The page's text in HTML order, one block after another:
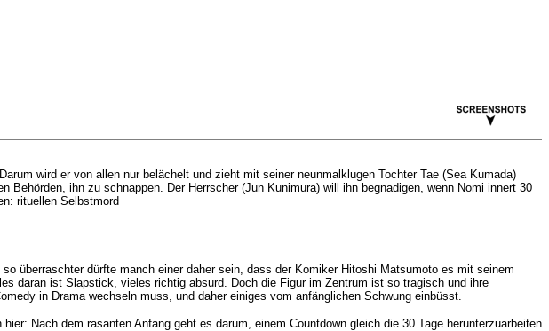
wird er von allen nur belächelt und zieht mit seiner neunmalklugen Tochter Tae (Sea Kumada)
ihn zu schnappen. Der Herrscher (Jun Kunimura) will ihn begnadigen, wenn Nomi innert 30
rituellen Selbstmord
überraschter dürfte manch einer daher sein, dass der Komiker Hitoshi Matsumoto es mit seinem
daran ist Slapstick, vieles richtig absurd. Doch die Figur im Zentrum ist so tragisch und ihre
in Drama wechseln muss, und daher einiges vom anfänglichen Schwung einbüsst.
Nach dem rasanten Anfang geht es darum, einem Countdown gleich die 30 Tage herunterzuarbeiten